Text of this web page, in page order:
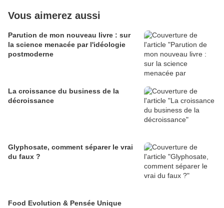
Vous aimerez aussi
Parution de mon nouveau livre : sur
la science menacée par l'idéologie
postmoderne
La croissance du business de la
décroissance
Glyphosate, comment séparer le vrai
du faux ?
Food Evolution & Pensée Unique